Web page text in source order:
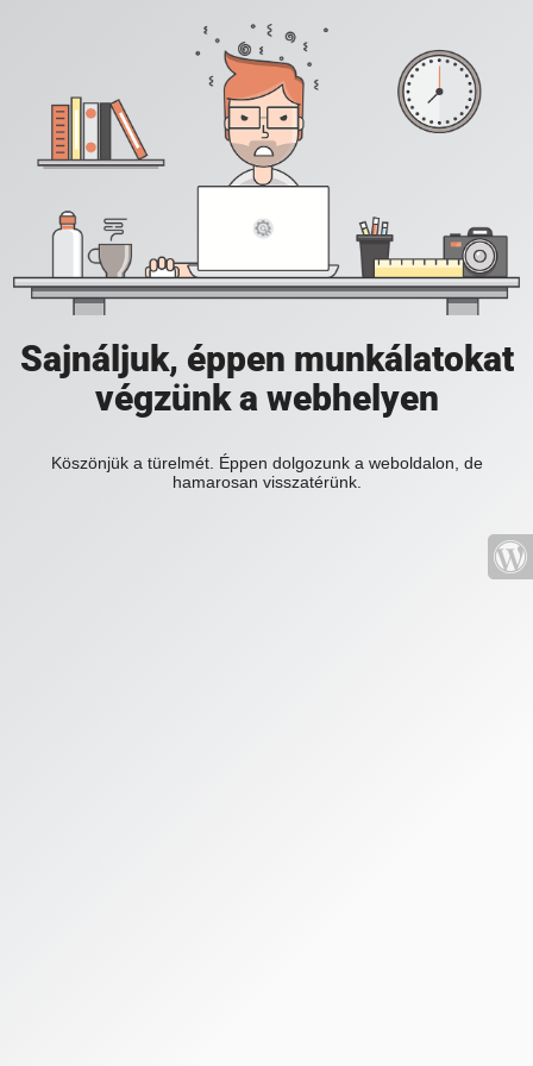
Sajnáljuk, éppen munkálatokat
végzünk a webhelyen
Köszönjük a türelmét. Éppen dolgozunk a weboldalon, de
hamarosan visszatérünk.